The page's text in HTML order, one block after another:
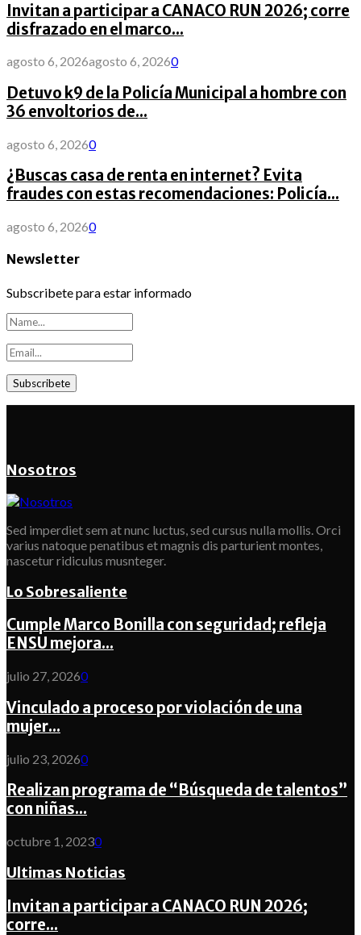
Invitan a participar a CANACO RUN 2026; corre
disfrazado en el marco...
agosto 6, 2026agosto 6, 20260
Detuvo k9 de la Policía Municipal a hombre con
36 envoltorios de...
agosto 6, 20260
¿Buscas casa de renta en internet? Evita
fraudes con estas recomendaciones: Policía...
agosto 6, 20260
Newsletter
Subscribete para estar informado
Nosotros
Sed imperdiet sem at nunc luctus, sed cursus nulla mollis. Orci
varius natoque penatibus et magnis dis parturient montes,
nascetur ridiculus musnteger.
Lo Sobresaliente
Cumple Marco Bonilla con seguridad; refleja
ENSU mejora...
julio 27, 20260
Vinculado a proceso por violación de una
mujer...
julio 23, 20260
Realizan programa de “Búsqueda de talentos”
con niñas...
octubre 1, 20230
Ultimas Noticias
Invitan a participar a CANACO RUN 2026;
corre...